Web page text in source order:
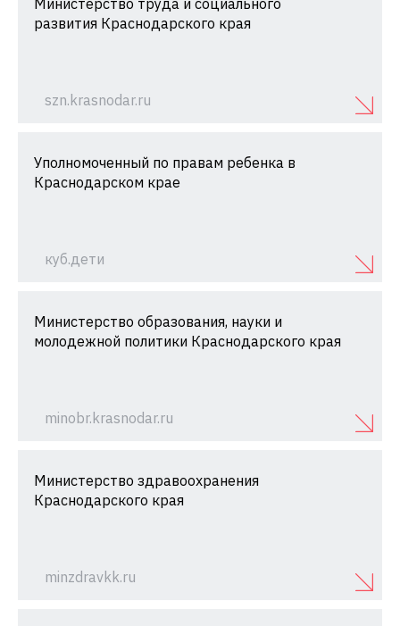
Министерство труда и социального
развития Краснодарского края
szn.krasnodar.ru
Уполномоченный по правам ребенка в
Краснодарском крае
куб.дети
Министерство образования, науки и
молодежной политики Краснодарского края
minobr.krasnodar.ru
Министерство здравоохранения
Краснодарского края
minzdravkk.ru